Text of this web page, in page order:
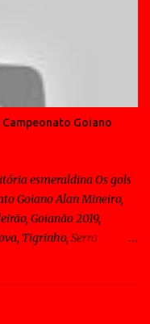
Goiano
esmeraldina Os gols
Goiano Alan Mineiro,
Goianão 2019,
Tigrinho, Serra